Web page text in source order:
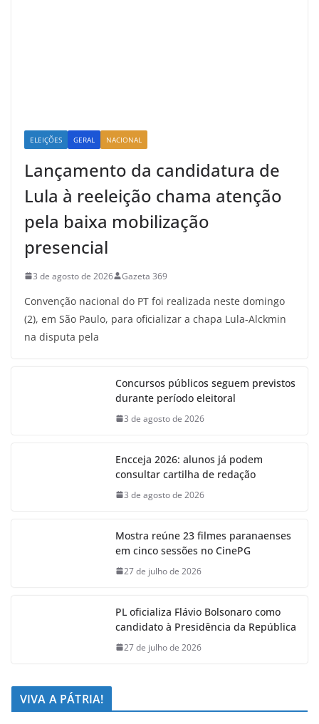
ELEIÇÕES GERAL NACIONAL
Lançamento da candidatura de
Lula à reeleição chama atenção
pela baixa mobilização
presencial
3 de agosto de 2026 Gazeta 369
Convenção nacional do PT foi realizada neste domingo
(2), em São Paulo, para oficializar a chapa Lula-Alckmin
na disputa pela
Concursos públicos seguem previstos
durante período eleitoral
3 de agosto de 2026
Encceja 2026: alunos já podem
consultar cartilha de redação
3 de agosto de 2026
Mostra reúne 23 filmes paranaenses
em cinco sessões no CinePG
27 de julho de 2026
PL oficializa Flávio Bolsonaro como
candidato à Presidência da República
27 de julho de 2026
VIVA A PÁTRIA!